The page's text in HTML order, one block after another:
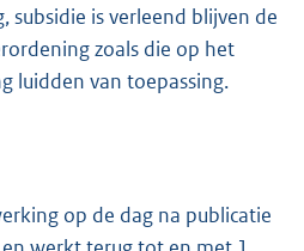
subsidie is verleend blijven de
zoals die op het
luidden van toepassing.
op de dag na publicatie